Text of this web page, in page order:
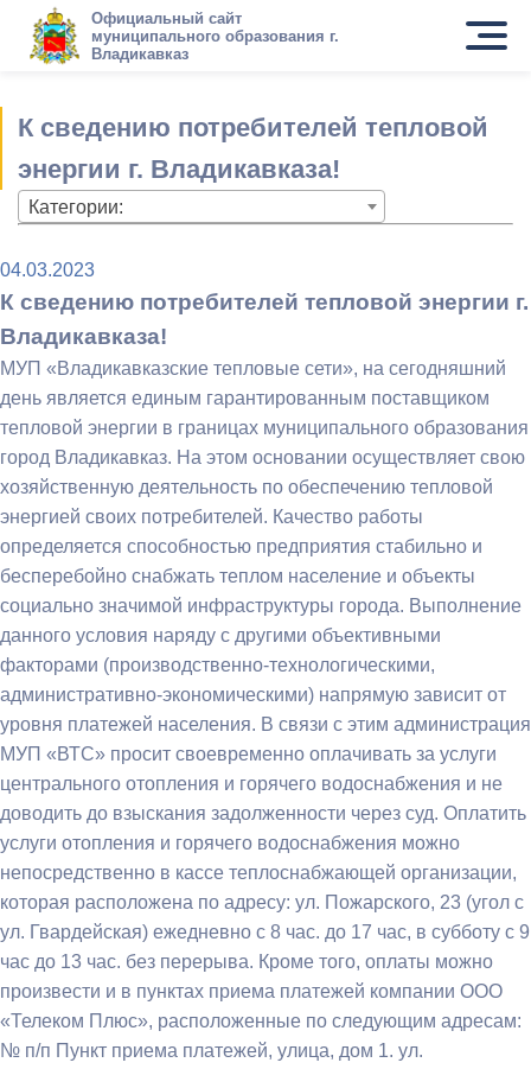
Официальный сайт
муниципального образования г.
Владикавказ
К сведению потребителей тепловой
энергии г. Владикавказа!
Категории:
04.03.2023
К сведению потребителей тепловой энергии г.
Владикавказа!
МУП «Владикавказские тепловые сети», на сегодняшний
день является единым гарантированным поставщиком
тепловой энергии в границах муниципального образования
город Владикавказ. На этом основании осуществляет свою
хозяйственную деятельность по обеспечению тепловой
энергией своих потребителей. Качество работы
определяется способностью предприятия стабильно и
бесперебойно снабжать теплом население и объекты
социально значимой инфраструктуры города. Выполнение
данного условия наряду с другими объективными
факторами (производственно-технологическими,
административно-экономическими) напрямую зависит от
уровня платежей населения. В связи с этим администрация
МУП «ВТС» просит своевременно оплачивать за услуги
центрального отопления и горячего водоснабжения и не
доводить до взыскания задолженности через суд. Оплатить
услуги отопления и горячего водоснабжения можно
непосредственно в кассе теплоснабжающей организации,
которая расположена по адресу: ул. Пожарского, 23 (угол с
ул. Гвардейская) ежедневно с 8 час. до 17 час, в субботу с 9
час до 13 час. без перерыва. Кроме того, оплаты можно
произвести и в пунктах приема платежей компании ООО
«Телеком Плюс», расположенные по следующим адресам:
№ п/п Пункт приема платежей, улица, дом 1. ул.